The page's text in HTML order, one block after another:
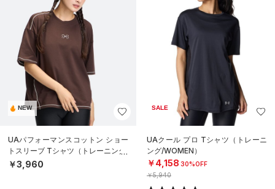
NEW
UAパフォーマンスコットン ショー
トスリーブ Tシャツ（トレーニング/
WOMEN）
￥3,960
SALE
UAクール プロ Tシャツ（トレーニ
ング/WOMEN）
￥4,158 30%OFF
￥5,940